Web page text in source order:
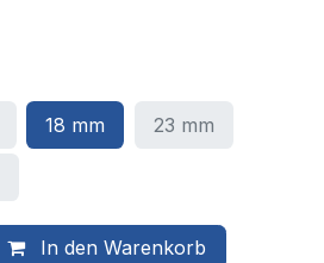
18 mm 23 mm
In den Warenkorb